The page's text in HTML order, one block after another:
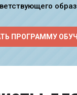
ПРОГРАММУ